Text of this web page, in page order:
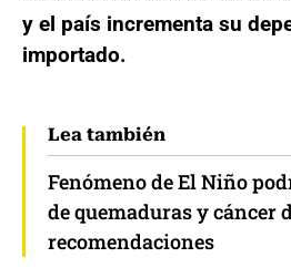
y el país incrementa su
importado.
Lea también
Fenómeno de El Niño
de quemaduras y cáncer
recomendaciones